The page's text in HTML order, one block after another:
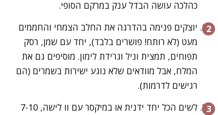
כהלכה עושה הבדל ענק במרקם הסופי.
יוצקים פנימה בהדרגה את החלב הצמחי והחממים
מעט (לא רותח! פושרים בלבד), יחד עם שמן, רסק
תפוחים, תמצית וניל וגרידת לימון. מוסיפים גם את
המלח, אבל מוודאים שלא נוגע ישירות בשמרים (הם
רגישים לדרמות).
לשים הכל יחד ידנית או במיקסר עם וו לישה, 7-10